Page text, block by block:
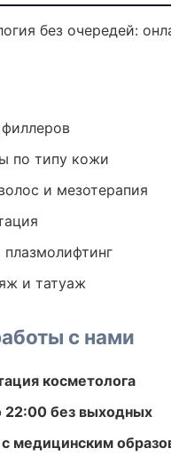
без очередей:
по типу кожи
и мезотерапия
и татуаж
с нами
косметолога
22:00 без выходных
медицинским